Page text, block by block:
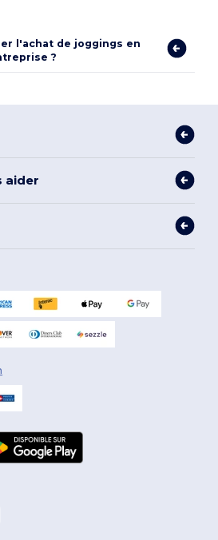
l'achat de joggings en
?
aider